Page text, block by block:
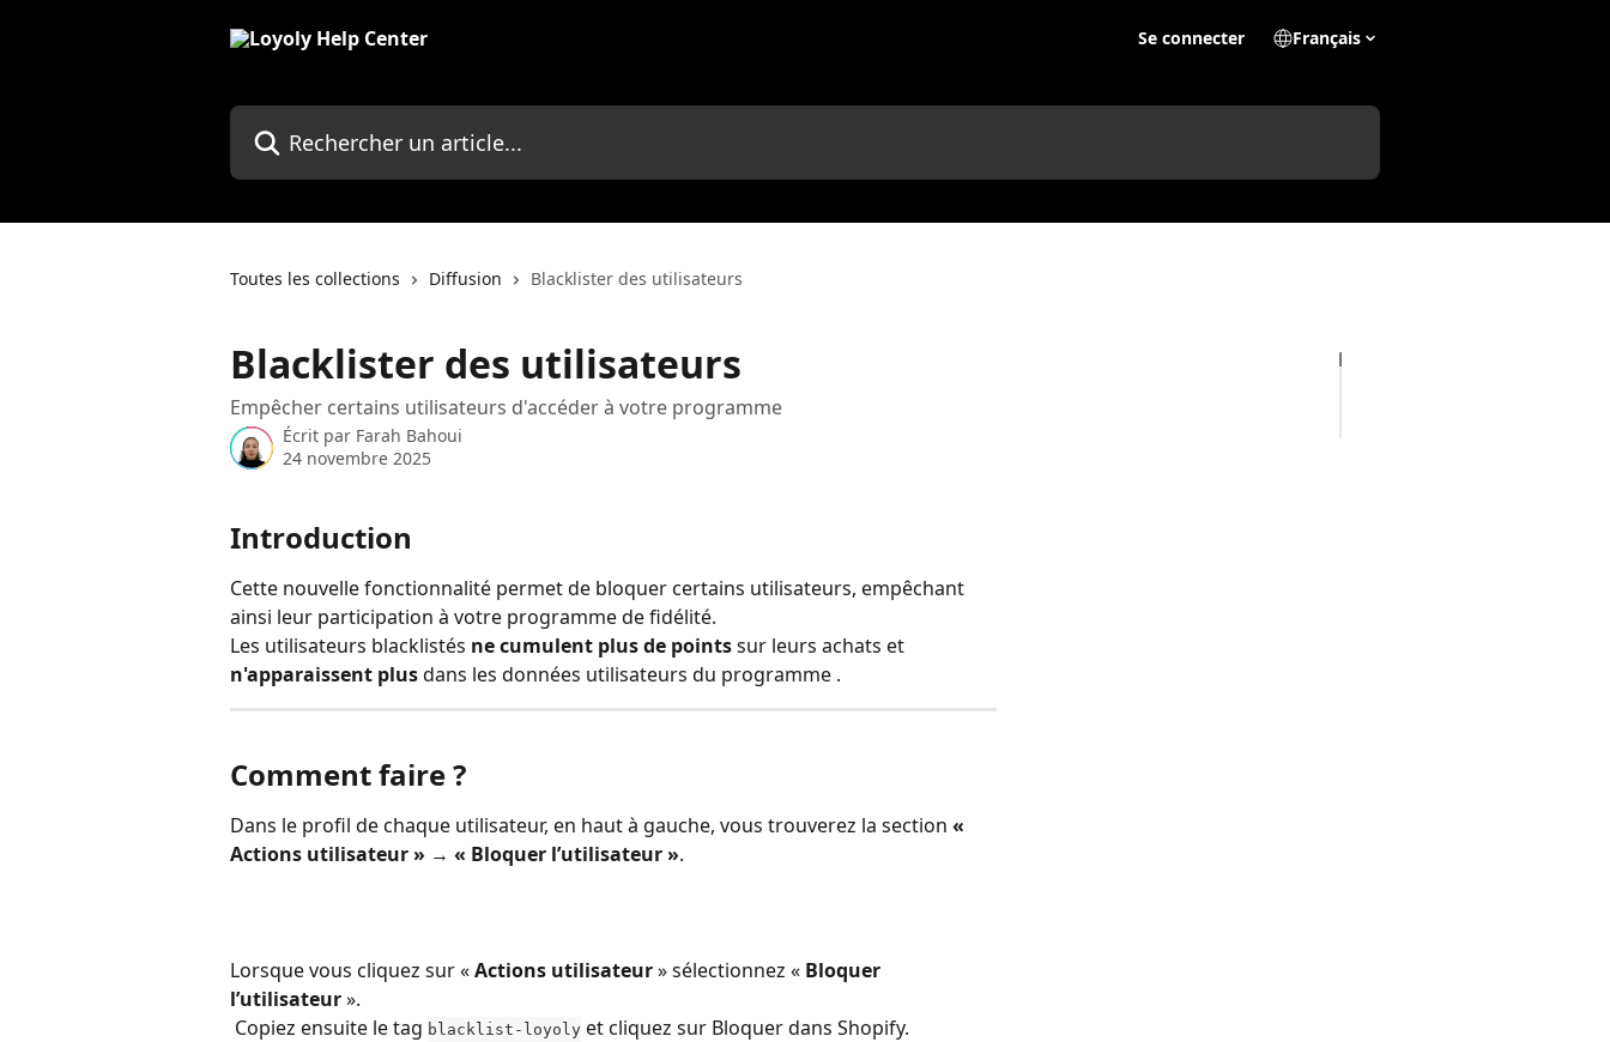
Se connecter Français
Rechercher un article...
Toutes les collections Diffusion Blacklister des utilisateurs
Blacklister des utilisateurs
Empêcher certains utilisateurs d'accéder à votre programme
Écrit par Farah Bahoui
24 novembre 2025
Introduction
Cette nouvelle fonctionnalité permet de bloquer certains utilisateurs, empêchant
ainsi leur participation à votre programme de fidélité.
Les utilisateurs blacklistés ne cumulent plus de points sur leurs achats et
n'apparaissent plus dans les données utilisateurs du programme .
Comment faire ?
Dans le profil de chaque utilisateur, en haut à gauche, vous trouverez la section «
Actions utilisateur » → « Bloquer l’utilisateur ».
Lorsque vous cliquez sur « Actions utilisateur » sélectionnez « Bloquer
l’utilisateur ».
Copiez ensuite le tag blacklist-loyoly et cliquez sur Bloquer dans Shopify.